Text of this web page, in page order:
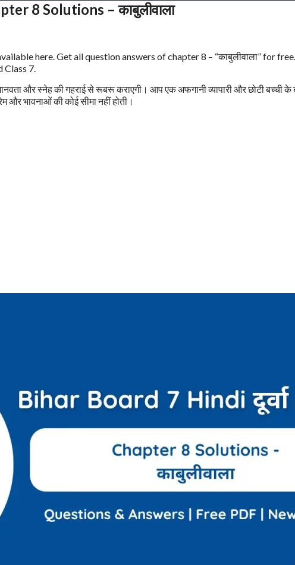
8 Solutions – काबुलीवाला
here. Get all question answers of chapter 8 – “काबुलीवाला” for
7.
और स्नेह की गहराई से रूबरू कराएगी। आप एक अफगानी व्यापारी और छोटी बच्ची के
और भावनाओं की कोई सीमा नहीं होती।